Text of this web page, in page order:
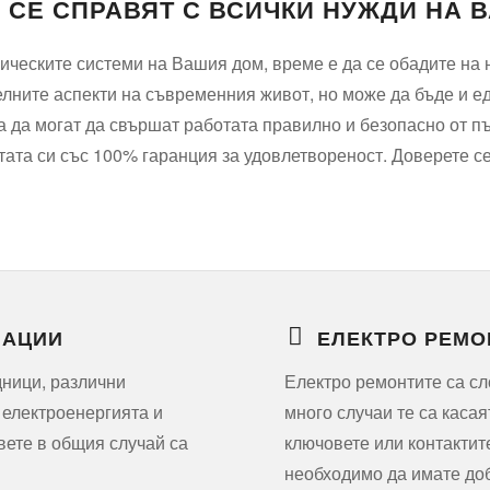
СПРАВЯТ С ВСИЧКИ НУЖДИ НА
системи на Вашия дом, време е да се обадите на
аспекти на съвременния живот, но може да бъде и
да могат да свършат работата правилно и безопасно
си със 100% гаранция за удовлетвореност. Доверете
различни
и
в общия случай са
ЕЛЕКТРО
Електро ремонтите са
много случаи те са
ключовете или
необходимо да имате